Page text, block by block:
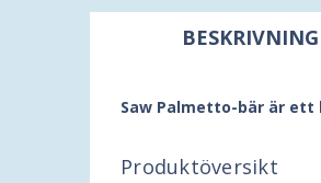
BESKRIVNING
Saw Palmetto-bär är
Produktöversikt